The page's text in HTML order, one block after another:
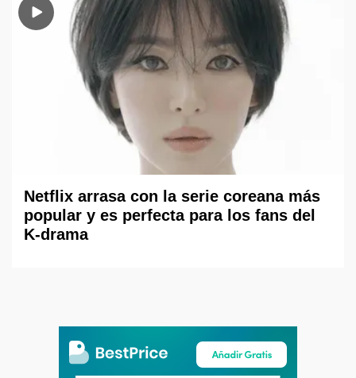
Netflix arrasa con la serie coreana más
popular y es perfecta para los fans del
K-drama